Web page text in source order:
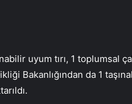
uyum tırı, 1 toplumsal
Bakanlığından da 1